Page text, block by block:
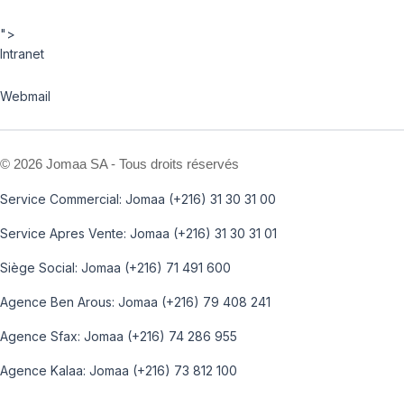
">
Intranet
Webmail
© 2026 Jomaa SA - Tous droits réservés
Service Commercial: Jomaa (+216) 31 30 31 00
Service Apres Vente: Jomaa (+216) 31 30 31 01
Siège Social: Jomaa (+216) 71 491 600
Agence Ben Arous: Jomaa (+216) 79 408 241
Agence Sfax: Jomaa (+216) 74 286 955
Agence Kalaa: Jomaa (+216) 73 812 100